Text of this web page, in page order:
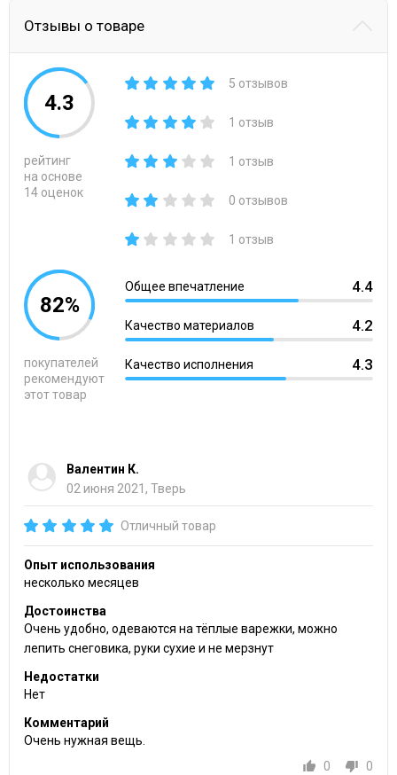
Отзывы о товаре
4.3
рейтинг
на основе
14 оценок
5 отзывов
1 отзыв
1 отзыв
0 отзывов
1 отзыв
82%
покупателей
рекомендуют
этот товар
Общее впечатление 4.4
Качество материалов 4.2
Качество исполнения 4.3
Валентин К.
02 июня 2021, Тверь
Отличный товар
Опыт использования
несколько месяцев
Достоинства
Очень удобно, одеваются на тёплые варежки, можно
лепить снеговика, руки сухие и не мерзнут
Недостатки
Нет
Комментарий
Очень нужная вещь.
0
0